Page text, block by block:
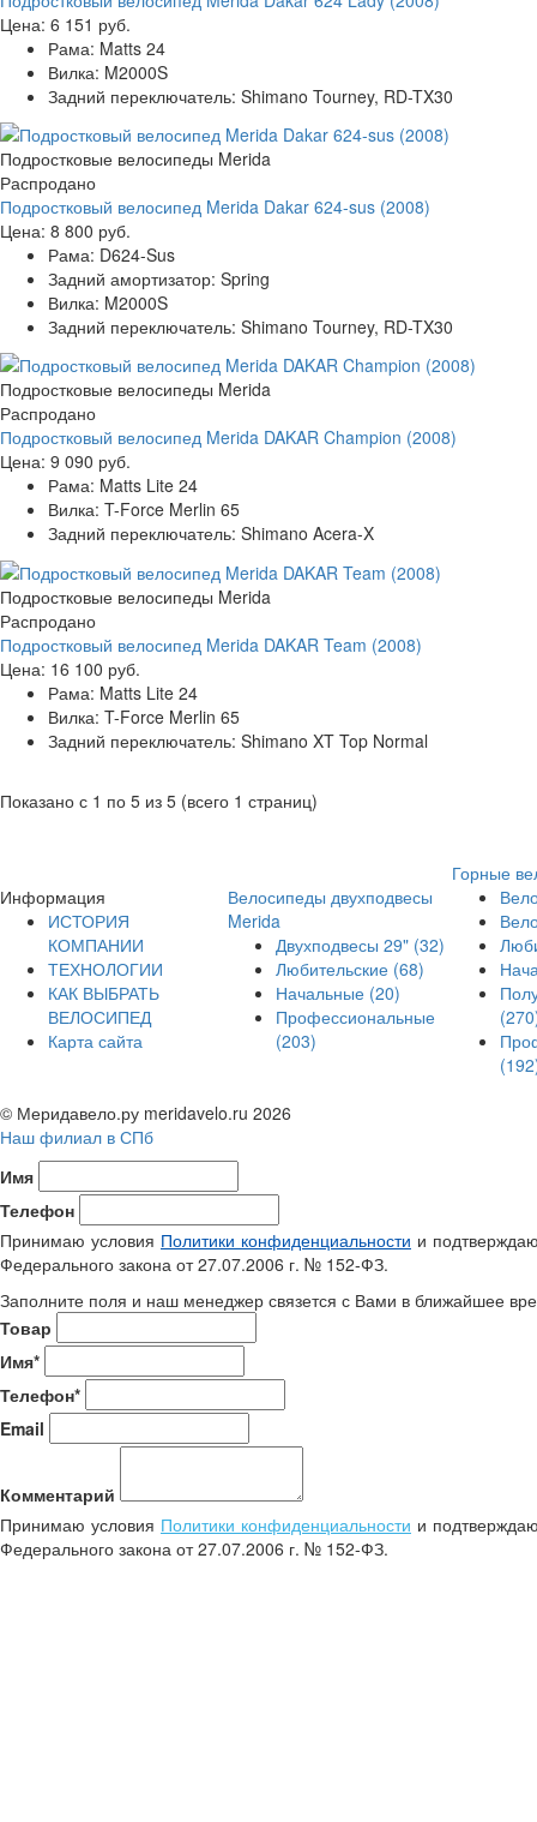
Цена: 6 151 руб.
Рама: Matts 24
Вилка: M2000S
Задний переключатель: Shimano Tourney, RD-TX30
Подростковые велосипеды Merida
Распродано
Подростковый велосипед Merida Dakar 624-sus (2008)
Цена: 8 800 руб.
Рама: D624-Sus
Задний амортизатор: Spring
Вилка: M2000S
Задний переключатель: Shimano Tourney, RD-TX30
Подростковые велосипеды Merida
Распродано
Подростковый велосипед Merida DAKAR Champion (2008)
Цена: 9 090 руб.
Рама: Matts Lite 24
Вилка: T-Force Merlin 65
Задний переключатель: Shimano Acera-X
Подростковые велосипеды Merida
Распродано
Подростковый велосипед Merida DAKAR Team (2008)
Цена: 16 100 руб.
Рама: Matts Lite 24
Вилка: T-Force Merlin 65
Задний переключатель: Shimano XT Top Normal
Показано с 1 по 5 из 5 (всего 1 страниц)
Информация
ИСТОРИЯ
КОМПАНИИ
ТЕХНОЛОГИИ
КАК ВЫБРАТЬ
ВЕЛОСИПЕД
Карта сайта
Велосипеды двухподвесы
Merida
Двухподвесы 29" (32)
Любительские (68)
Начальные (20)
Профессиональные
(203)
Горные
© Меридавело.ру meridavelo.ru 2026
Наш филиал в СПб
Имя
Телефон
Принимаю условия Политики конфиденциальности и
Федерального закона от 27.07.2006 г. № 152-ФЗ.
Заполните поля и наш менеджер связется с Вами в ближайшее
Товар
Имя*
Телефон*
Email
Комментарий
Принимаю условия Политики конфиденциальности и
Федерального закона от 27.07.2006 г. № 152-ФЗ.